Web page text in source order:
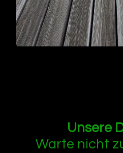
Unsere
Warte nicht